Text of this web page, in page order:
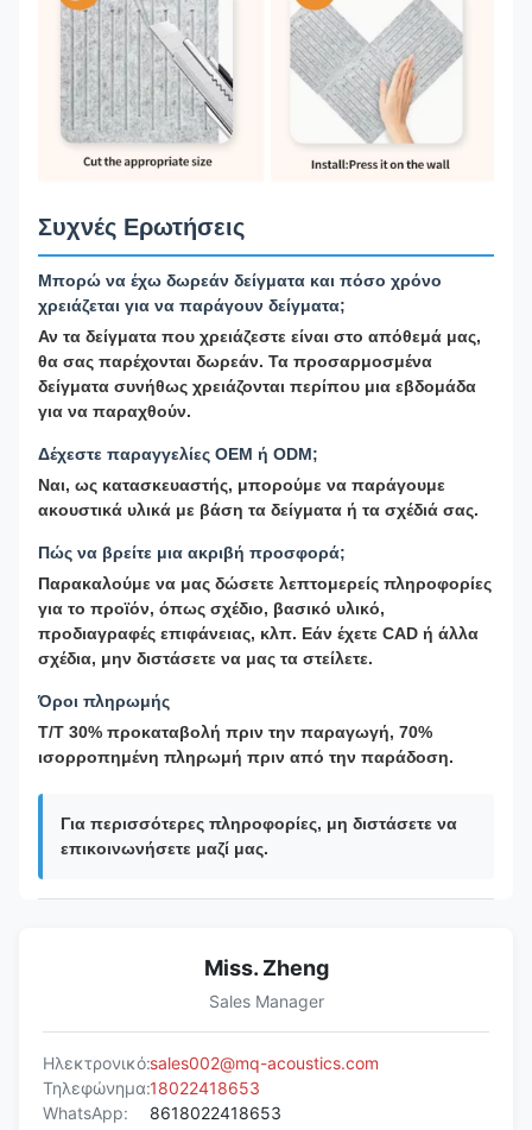
Συχνές Ερωτήσεις
Μπορώ να έχω δωρεάν δείγματα και πόσο χρόνο
χρειάζεται για να παράγουν δείγματα;
Αν τα δείγματα που χρειάζεστε είναι στο απόθεμά μας,
θα σας παρέχονται δωρεάν. Τα προσαρμοσμένα
δείγματα συνήθως χρειάζονται περίπου μια εβδομάδα
για να παραχθούν.
Δέχεστε παραγγελίες OEM ή ODM;
Ναι, ως κατασκευαστής, μπορούμε να παράγουμε
ακουστικά υλικά με βάση τα δείγματα ή τα σχέδιά σας.
Πώς να βρείτε μια ακριβή προσφορά;
Παρακαλούμε να μας δώσετε λεπτομερείς πληροφορίες
για το προϊόν, όπως σχέδιο, βασικό υλικό,
προδιαγραφές επιφάνειας, κλπ. Εάν έχετε CAD ή άλλα
σχέδια, μην διστάσετε να μας τα στείλετε.
Όροι πληρωμής
T/T 30% προκαταβολή πριν την παραγωγή, 70%
ισορροπημένη πληρωμή πριν από την παράδοση.
Για περισσότερες πληροφορίες, μη διστάσετε να
επικοινωνήσετε μαζί μας.
Miss. Zheng
Sales Manager
Ηλεκτρονικό:sales002@mq-acoustics.com
Τηλεφώνημα:18022418653
WhatsApp:
8618022418653